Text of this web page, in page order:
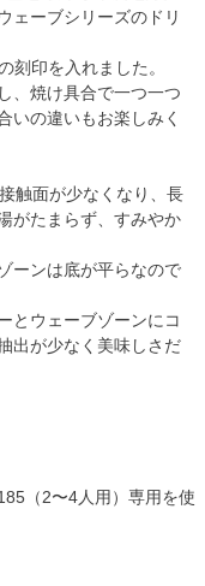
ェーブシリーズのドリ
刻印を入れました。
、焼け具合で一つ一つ
いの違いもお楽しみく
触面が少なくなり、長
がたまらず、すみやか
ーンは底が平らなので
とウェーブゾーンにコ
出が少なく美味しさだ
（2〜4人用）専用を使